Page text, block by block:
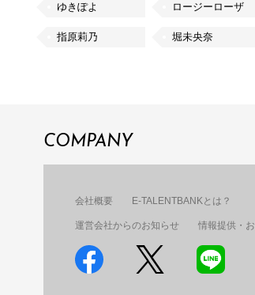
ゆきぽよ ロージーローザ
指原莉乃 堀未央奈
COMPANY
会社概要 E-TALENTBANKとは？
運営会社からのお知らせ 情報提供・